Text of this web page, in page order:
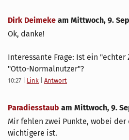
Dirk Deimeke am Mittwoch, 9.
Ok, danke!
Interessante Frage: Ist ein "echter
"Otto-Normalnutzer"?
10:27 Link Antwort
Paradiesstaub am Mittwoch, 9.
Mir fehlen zwei Punkte, wobei der
wichtigere ist.